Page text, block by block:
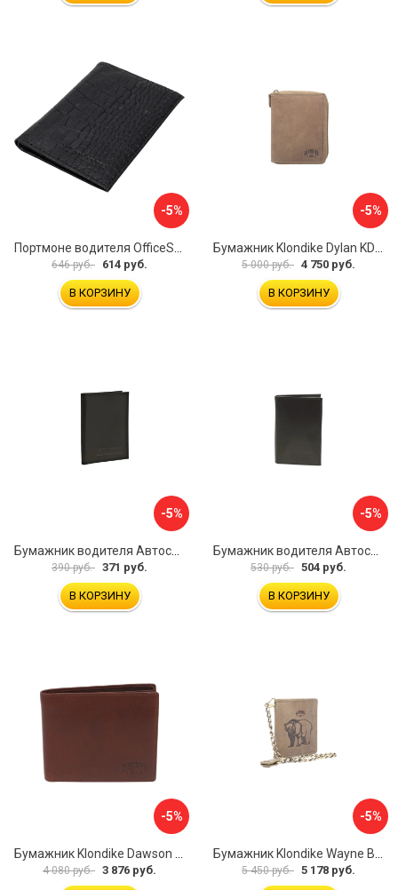
-5%
646 руб. 614 руб.
В КОРЗИНУ
-5%
5 000 руб. 4 750 руб.
В КОРЗИНУ
-5%
390 руб. 371 руб.
В КОРЗИНУ
-5%
530 руб. 504 руб.
В КОРЗИНУ
-5%
4 080 руб. 3 876 руб.
-5%
5 450 руб. 5 178 руб.